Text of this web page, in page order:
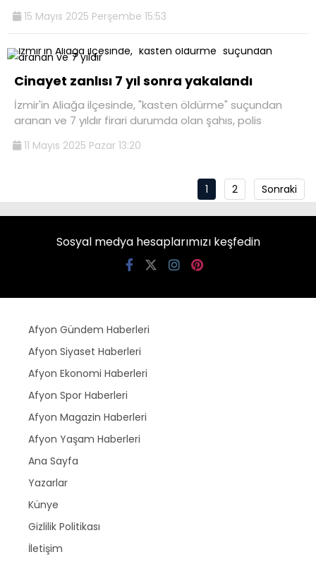
15 Mayıs 2025 Perşembe 15:53
Cinayet zanlısı 7 yıl sonra yakalandı
İzmir'in Aliağa ilçesinde, "kasten öldürme" suçundan
aranan ve 7 yıldır firari durumda olan şahıs, polis
11 Mayıs 2025 Pazar 13:20
1 2 Sonraki
Sosyal medya hesaplarımızı keşfedin
Afyon Gündem Haberleri
Afyon Siyaset Haberleri
Afyon Ekonomi Haberleri
Afyon Spor Haberleri
Afyon Magazin Haberleri
Afyon Yaşam Haberleri
Ana Sayfa
Yazarlar
Künye
Gizlilik Politikası
İletişim